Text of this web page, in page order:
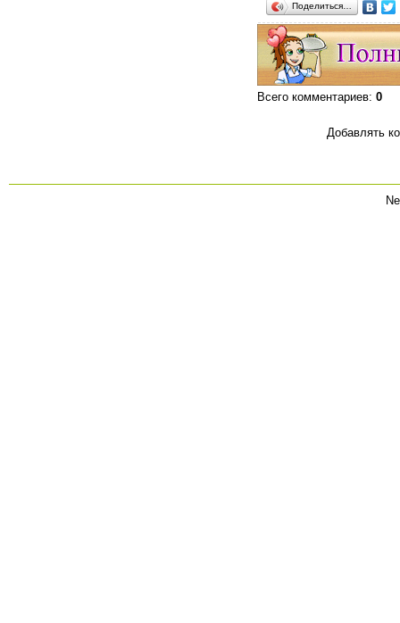
Поделиться…
Всего комментариев: 0
Добавлять